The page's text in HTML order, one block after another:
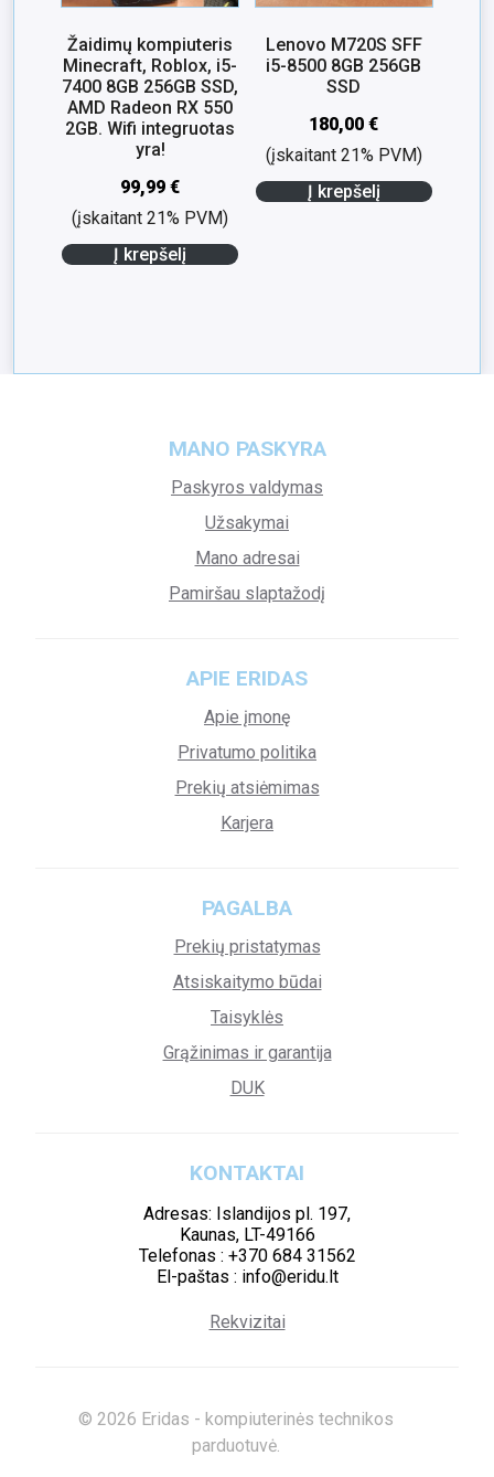
Žaidimų kompiuteris
Minecraft, Roblox, i5-
7400 8GB 256GB SSD,
AMD Radeon RX 550
2GB. Wifi integruotas
yra!
99,99€
(įskaitant 21% PVM)
Į krepšelį
Lenovo M720S SFF
i5-8500 8GB 256GB
SSD
180,00€
(įskaitant 21% PVM)
Į krepšelį
MANO PASKYRA
Paskyros valdymas
Užsakymai
Mano adresai
Pamiršau slaptažodį
APIE ERIDAS
Apie įmonę
Privatumo politika
Prekių atsiėmimas
Karjera
PAGALBA
Prekių pristatymas
Atsiskaitymo būdai
Taisyklės
Grąžinimas ir garantija
DUK
KONTAKTAI
Adresas: Islandijos pl. 197,
Kaunas, LT-49166
Telefonas : +370 684 31562
El-paštas : info@eridu.lt
Rekvizitai
© 2026 Eridas - kompiuterinės technikos
parduotuvė.